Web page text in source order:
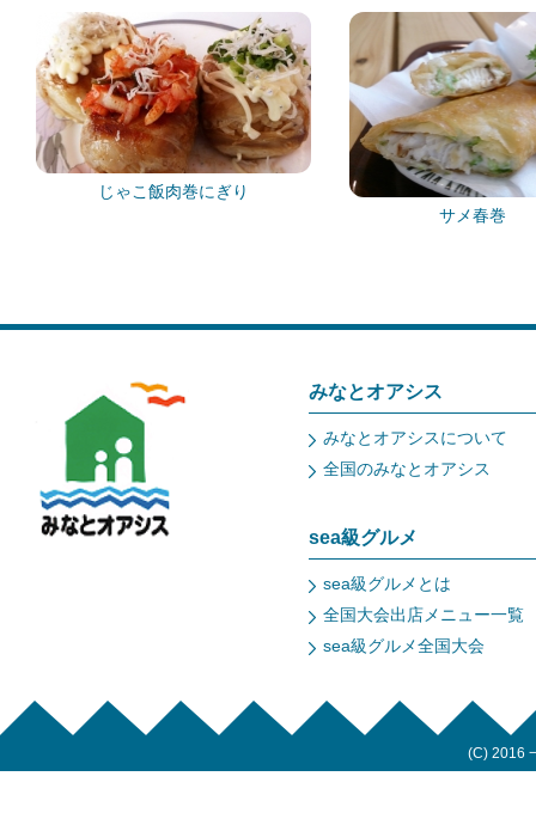
じゃこ飯肉巻にぎり
サメ春巻
みなとオアシス
みなとオアシスについて
全国のみなとオアシス
sea級グルメ
sea級グルメとは
全国大会出店メニュー一覧
sea級グルメ全国大会
(C) 2016